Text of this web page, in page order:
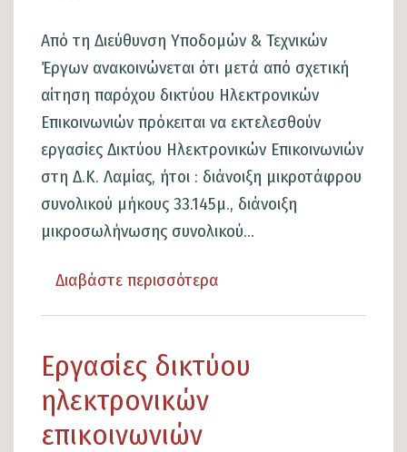
22313-
51500
Από τη Διεύθυνση Υποδομών & Τεχνικών
Έργων ανακοινώνεται ότι μετά από σχετική
αίτηση παρόχου δικτύου Ηλεκτρονικών
Επικοινωνιών πρόκειται να εκτελεσθούν
εργασίες Δικτύου Ηλεκτρονικών Επικοινωνιών
στη Δ.Κ. Λαμίας, ήτοι : διάνοιξη μικροτάφρου
συνολικού μήκους 33.145μ., διάνοιξη
μικροσωλήνωσης συνολικού...
Διαβάστε περισσότερα
δικτύου
Εργασίες δικτύου
ηλεκτρονικών
επικοινωνιών